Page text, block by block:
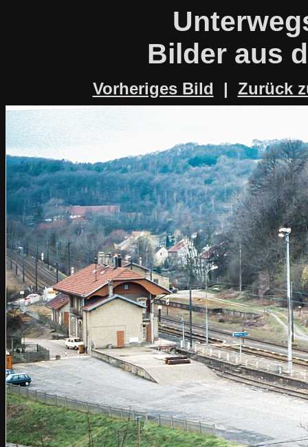
Bilder aus
Vorheriges Bild | Zurück